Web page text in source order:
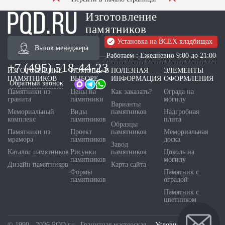
Изготовление
памятников
Вызов менеджера
Установка на ВСЕХ кладбищах
Работаем : Ежедневно 9:00 до 21:00
+7 (495) 518-44-23
Обратный звонок
ИЗГОТОВЛЕНИЕ
ПАМЯТНИКОВ
Памятники из
гранита
Мемориальный
комплекс
Памятники из
мрамора
Каталог памятников
Дизайн памятников
ПОМОЩЬ В
ВЫБОРЕ
Цены на
памятники
Виды
памятников
Проект
памятников
Рисунки
памятников
Формы
памятников
ПОЛЕЗНАЯ
ИНФОРМАЦИЯ
Как заказать?
Варианты
памятников
Образцы
памятников
Завод
памятников
Карта сайта
ЭЛЕМЕНТЫ
ОФОРМЛЕНИЯ
Ограда на
могилу
Надгробная
плита
Мемориальная
доска
Цоколь на
могилу
Памятник с
оградой
Памятник с
цветником